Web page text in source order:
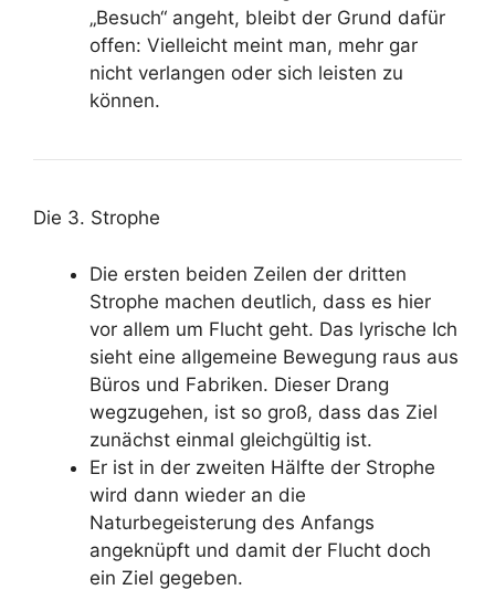
„Besuch“ angeht, bleibt der Grund dafür
offen: Vielleicht meint man, mehr gar
nicht verlangen oder sich leisten zu
können.
Die 3. Strophe
Die ersten beiden Zeilen der dritten
Strophe machen deutlich, dass es hier
vor allem um Flucht geht. Das lyrische Ich
sieht eine allgemeine Bewegung raus aus
Büros und Fabriken. Dieser Drang
wegzugehen, ist so groß, dass das Ziel
zunächst einmal gleichgültig ist.
Er ist in der zweiten Hälfte der Strophe
wird dann wieder an die
Naturbegeisterung des Anfangs
angeknüpft und damit der Flucht doch
ein Ziel gegeben.